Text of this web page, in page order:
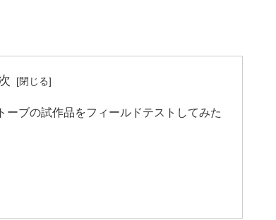
ーブの試作品をフィールドテストしてみた